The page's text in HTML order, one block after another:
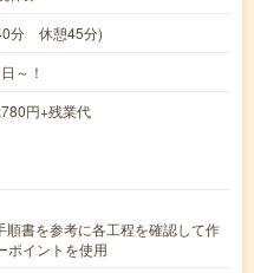
分 休憩45分)
～！
円+残業代
書を参考に各工程を確認して作
ポイントを使用